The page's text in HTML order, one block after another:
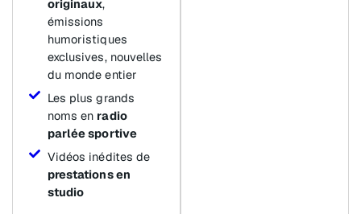
originaux,
émissions
humoristiques
exclusives, nouvelles
du monde entier
Les plus grands
noms en radio
parlée sportive
Vidéos inédites de
prestations en
studio